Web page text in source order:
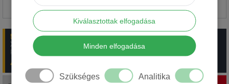
5-10 munkanap:2 db Hankook 205/80R16 104T Dynapro AT M RF10
XL
Rendelési szám: 25_1018760HATL16020580TATM0
45 250 Ft/ db
Kiválasztottak elfogadása
Minden elfogadása
Szükséges Analitika